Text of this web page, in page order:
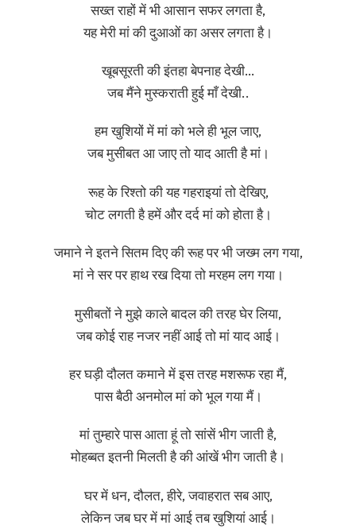
सख्त राहों में भी आसान सफर लगता है,
यह मेरी मां की दुआओं का असर लगता है।
खूबसूरती की इंतहा बेपनाह देखी…
जब मैंने मुस्कराती हुई माँ देखी..
हम खुशियों में मां को भले ही भूल जाए,
जब मुसीबत आ जाए तो याद आती है मां।
रूह के रिश्तो की यह गहराइयां तो देखिए,
चोट लगती है हमें और दर्द मां को होता है।
जमाने ने इतने सितम दिए की रूह पर भी जख्म लग गया,
मां ने सर पर हाथ रख दिया तो मरहम लग गया।
मुसीबतों ने मुझे काले बादल की तरह घेर लिया,
जब कोई राह नजर नहीं आई तो मां याद आई।
हर घड़ी दौलत कमाने में इस तरह मशरूफ रहा मैं,
पास बैठी अनमोल मां को भूल गया मैं।
मां तुम्हारे पास आता हूं तो सांसें भीग जाती है,
मोहब्बत इतनी मिलती है की आंखें भीग जाती है।
घर में धन, दौलत, हीरे, जवाहरात सब आए,
लेकिन जब घर में मां आई तब खुशियां आई।